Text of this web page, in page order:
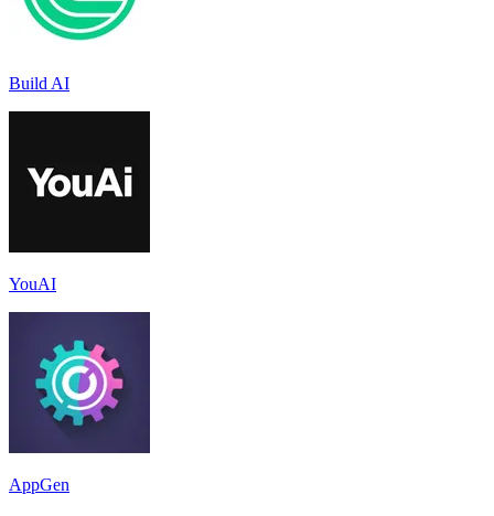
Build AI
YouAI
AppGen